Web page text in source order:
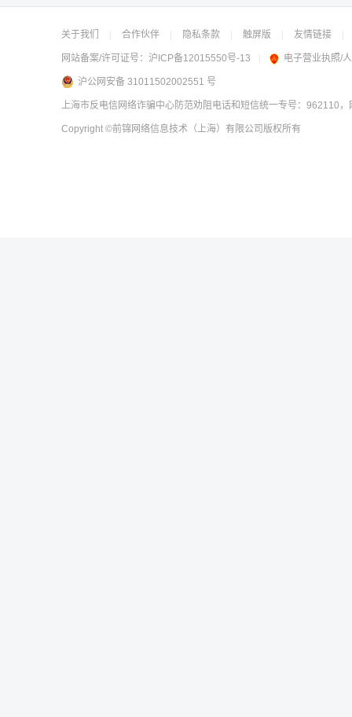
关于我们 合作伙伴 隐私条款 触屏版 友情链接
网站备案/许可证号： 沪ICP备12015550号-13 电子营业执照/
沪公网安备 31011502002551 号
上海市反电信网络诈骗中心防范劝阻电话和短信统一专号：962110
Copyright ©前锦网络信息技术（上海）有限公司 版权所有